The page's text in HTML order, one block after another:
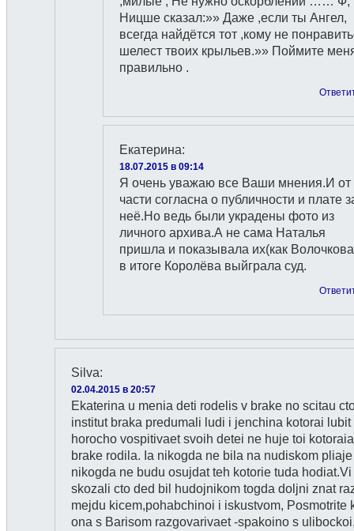
Ницше сказал:»» Даже ,если ты Ангел,
всегда найдётся тот ,кому не
шелест твоих крыльев.»» Поймите
правильно .
Екатерина:
18.07.2015 в 09:14
Я очень уважаю все Ваши мнения.И от
части согласна о публичности и плате
неё.Но ведь были украдены фото из
личного архива.А не сама Наталья
пришла и показывала их(как
в итоге Королёва выйграла суд.
Silva:
02.04.2015 в 20:57
Ekaterina u menia deti rodelis v brake no scitau
institut braka predumali ludi i jenchina kotorai lubit
horocho vospitivaet svoih detei ne huje toi
brake rodila. Ia nikogda ne bila na nudiskom
nikogda ne budu osujdat teh kotorie tuda hodiat.Vi
skozali cto ded bil hudojnikom togda doljni znat
mejdu kicem,pohabchinoi i iskustvom, Posmotrite
ona s Barisom razgovarivaet -spakoino s